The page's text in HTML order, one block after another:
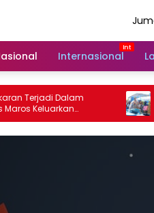
Internasional
Dalam
Polres
Krisis